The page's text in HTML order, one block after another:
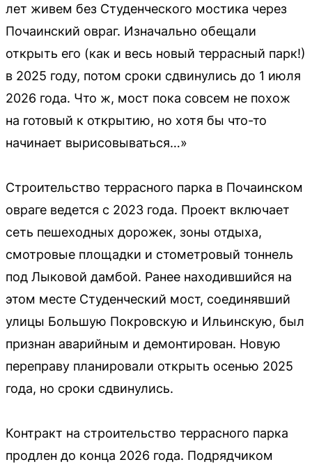
лет живем без Студенческого мостика через
Почаинский овраг. Изначально обещали
открыть его (как и весь новый террасный парк!)
в 2025 году, потом сроки сдвинулись до 1 июля
2026 года. Что ж, мост пока совсем не похож
на готовый к открытию, но хотя бы что-то
начинает вырисовываться…»
Строительство террасного парка в Почаинском
овраге ведется с 2023 года. Проект включает
сеть пешеходных дорожек, зоны отдыха,
смотровые площадки и стометровый тоннель
под Лыковой дамбой. Ранее находившийся на
этом месте Студенческий мост, соединявший
улицы Большую Покровскую и Ильинскую, был
признан аварийным и демонтирован. Новую
переправу планировали открыть осенью 2025
года, но сроки сдвинулись.
Контракт на строительство террасного парка
продлен до конца 2026 года. Подрядчиком